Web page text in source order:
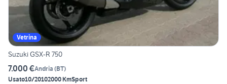
Vetrina
Suzuki GSX-R 750
7.000 €Andria (BT)
Usato10/20102000 KmSport